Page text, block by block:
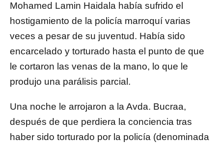
Mohamed Lamin Haidala había sufrido el
hostigamiento de la policía marroquí varias
veces a pesar de su juventud. Había sido
encarcelado y torturado hasta el punto de que
le cortaron las venas de la mano, lo que le
produjo una parálisis parcial.
Una noche le arrojaron a la Avda. Bucraa,
después de que perdiera la conciencia tras
haber sido torturado por la policía (denominada